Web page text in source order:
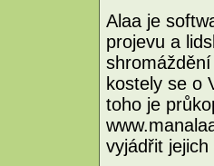
Alaa je
projevu a
kostely se o
toho je
vyjádřit